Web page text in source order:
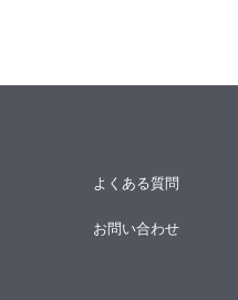
よくある質問
お問い合わせ